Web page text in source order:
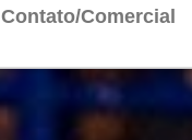
Contato/Comercial